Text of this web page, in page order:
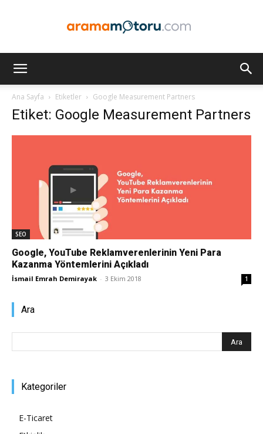
Optimizasyonu
Ana Sayfa Etiketler Google Measurement Partners
Etiket: Google Measurement Partners
SEO
Google, YouTube Reklamverenlerinin Yeni Para
Kazanma Yöntemlerini Açıkladı
İsmail Emrah Demirayak - 3 Ekim 2018 1
Ara
Kategoriler
E-Ticaret